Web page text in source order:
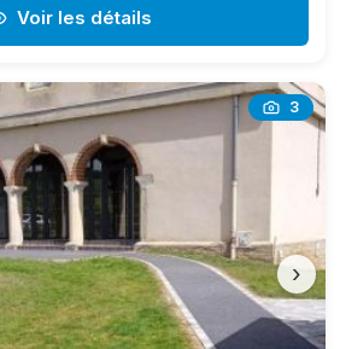
Voir les détails
3
›